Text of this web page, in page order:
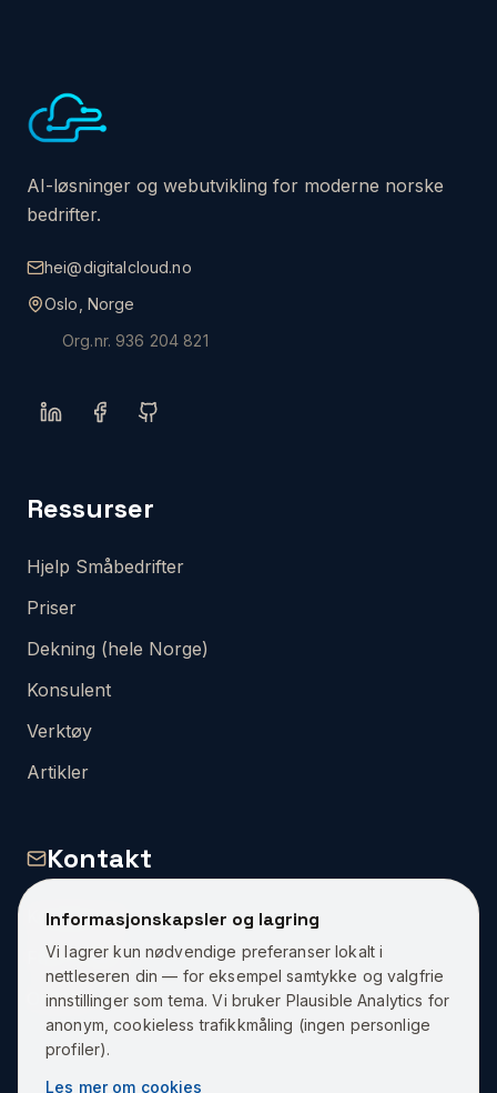
AI-løsninger og webutvikling for moderne norske
bedrifter.
hei@digitalcloud.no
Oslo, Norge
Org.nr.936 204 821
Ressurser
Hjelp Småbedrifter
Priser
Dekning (hele Norge)
Konsulent
Verktøy
Artikler
Kontakt
Kontakt Oss
Få et Tilbud
Om Oss
Informasjonskapsler og lagring
Vi lagrer kun nødvendige preferanser lokalt i
nettleseren din — for eksempel samtykke og valgfrie
innstillinger som tema. Vi bruker Plausible Analytics for
anonym, cookieless trafikkmåling (ingen personlige
profiler).
Les mer om cookies